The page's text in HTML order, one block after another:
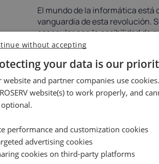
El mundo de la informática
vanguardia de esta revolución.
especular con la posibilidad de
Entre las ventajas del uso de
paralelo, lo que las hace
inteligencia artificial. Su alto
mundo de la computación. Sin
tareas, gracias a su
En la actualidad, las GPU y las
chips centrales se encargan
aplicaciones, mientras que las
como juegos, renderizado de
informáticos se vuelvan más
your data is our
website and partner companies use
website(s) to work properly, and
performance and customization cookies
advertising cookies
cookies on third-party platforms
without accepting